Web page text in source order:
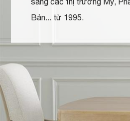
Bản... từ 1995.